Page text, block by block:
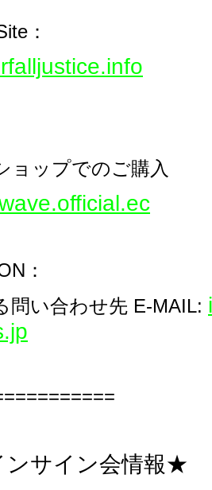
：
ョップでのご購入
：
問い合わせ先 E-MAIL:
サイン会情報★